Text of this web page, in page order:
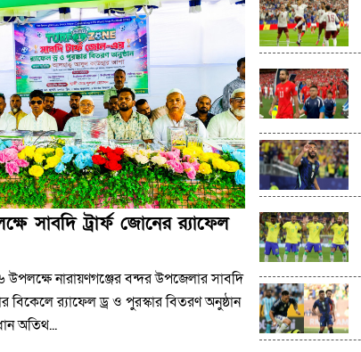
সাবদি ট্রার্ফ জোনের র‍্যাফেল
নারায়ণগঞ্জের বন্দর উপজেলার সাবদি
বিকেলে র‍্যাফেল ড্র ও পুরস্কার বিতরণ অনুষ্ঠান
অতিথ...